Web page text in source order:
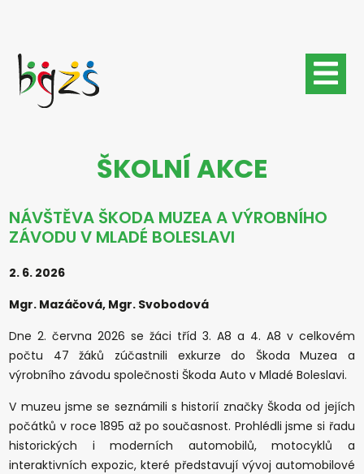
obsahu
ŠKOLNÍ AKCE
NÁVŠTĚVA ŠKODA MUZEA A VÝROBNÍHO
ZÁVODU V MLADÉ BOLESLAVI
2. 6. 2026
Mgr. Mazáčová, Mgr. Svobodová
Dne 2. června 2026 se žáci tříd 3. A8 a 4. A8 v celkovém
počtu 47 žáků zúčastnili exkurze do Škoda Muzea a
výrobního závodu společnosti Škoda Auto v Mladé Boleslavi.
V muzeu jsme se seznámili s historií značky Škoda od jejích
počátků v roce 1895 až po současnost. Prohlédli jsme si řadu
historických i moderních automobilů, motocyklů a
interaktivních expozic, které představují vývoj automobilové